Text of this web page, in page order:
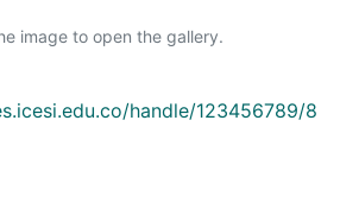
image to open the gallery.
handle/123456789/8